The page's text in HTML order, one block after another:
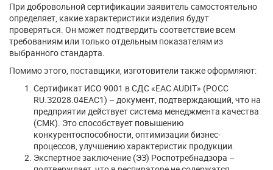
При добровольной сертификации заявитель самостоятельно
определяет, какие характеристики изделия будут
проверяться. Он может подтвердить соответствие всем
требованиям или только отдельным показателям из
выбранного стандарта.
Помимо этого, поставщики, изготовители также оформляют:
Сертификат ИСО 9001 в СДС «EAC AUDIT» (РОСС
RU.З2028.04ЕАС1) – документ, подтверждающий, что на
предприятии действует система менеджмента качества
(СМК). Это способствует повышению
конкурентоспособности, оптимизации бизнес-
процессов, улучшению характеристик продукции.
Экспертное заключение (ЭЗ) Роспотребнадзора –